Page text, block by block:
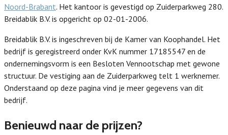
Noord-Brabant. Het kantoor is gevestigd op Zuiderparkweg 280.
Breidablik B.V. is opgericht op 02-01-2006.
Breidablik B.V. is ingeschreven bij de Kamer van Koophandel. Het
bedrijf is geregistreerd onder KvK nummer 17185547 en de
ondernemingsvorm is een Besloten Vennootschap met gewone
structuur. De vestiging aan de Zuiderparkweg telt 1 werknemer.
Onderstaand op deze pagina vind je meer gegevens van dit
bedrijf.
Benieuwd naar de prijzen?